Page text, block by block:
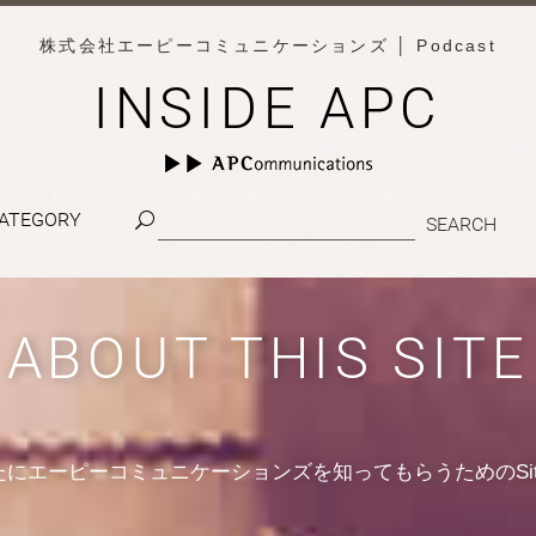
株式会社エーピーコミュニケーションズ │ Podcast
INSIDE APC
ABOUT THIS SITE
にエーピーコミュニケーションズを知ってもらうための